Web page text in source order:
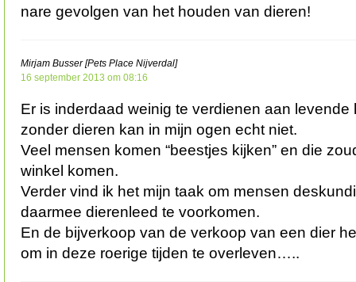
nare gevolgen van het houden van dieren!
Mirjam Busser [Pets Place Nijverdal]
16 september 2013 om 08:16
Er is inderdaad weinig te verdienen aan levende
zonder dieren kan in mijn ogen echt niet.
Veel mensen komen “beestjes kijken” en die
winkel komen.
Verder vind ik het mijn taak om mensen
daarmee dierenleed te voorkomen.
En de bijverkoop van de verkoop van een dier
om in deze roerige tijden te overleven…..